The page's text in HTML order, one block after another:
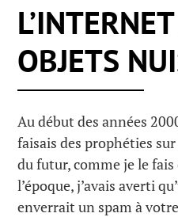
OBJETS
Au début des années
faisais des prophéties
du futur, comme je le
l’époque, j’avais averti
enverrait un spam à